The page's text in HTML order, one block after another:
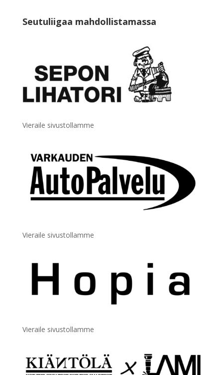
Seutuliigaa mahdollistamassa
Vieraile sivustollamme
Vieraile sivustollamme
Vieraile sivustollamme